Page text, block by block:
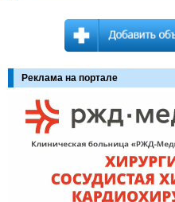
Реклама на портале